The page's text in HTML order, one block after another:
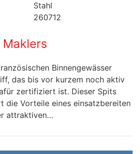
Stahl
260712
Binnengewässer
das bis vor kurzem noch aktiv
zertifiziert ist. Dieser Spits
die Vorteile eines einsatzbereiten
attraktiven…